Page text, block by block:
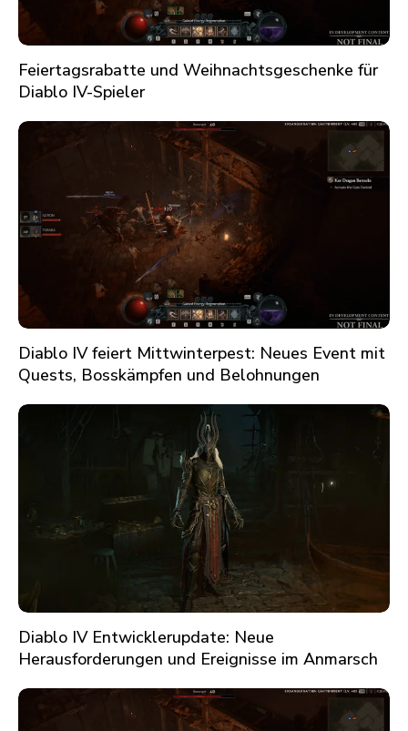
Feiertagsrabatte und Weihnachtsgeschenke für
Diablo IV-Spieler
Diablo IV feiert Mittwinterpest: Neues Event mit
Quests, Bosskämpfen und Belohnungen
Diablo IV Entwicklerupdate: Neue
Herausforderungen und Ereignisse im Anmarsch